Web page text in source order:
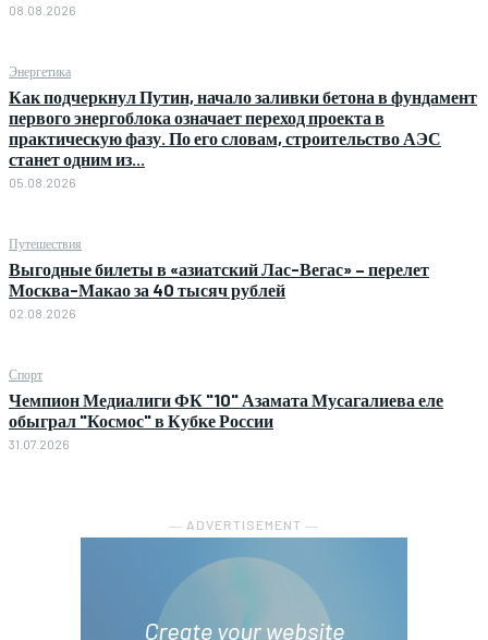
08.08.2026
Энергетика
Как подчеркнул Путин, начало заливки бетона в фундамент
первого энергоблока означает переход проекта в
практическую фазу. По его словам, строительство АЭС
станет одним из...
05.08.2026
Путешествия
Выгодные билеты в «азиатский Лас-Вегас» – перелет
Москва-Макао за 40 тысяч рублей
02.08.2026
Спорт
Чемпион Медиалиги ФК "10" Азамата Мусагалиева еле
обыграл "Космос" в Кубке России
31.07.2026
― ADVERTISEMENT ―